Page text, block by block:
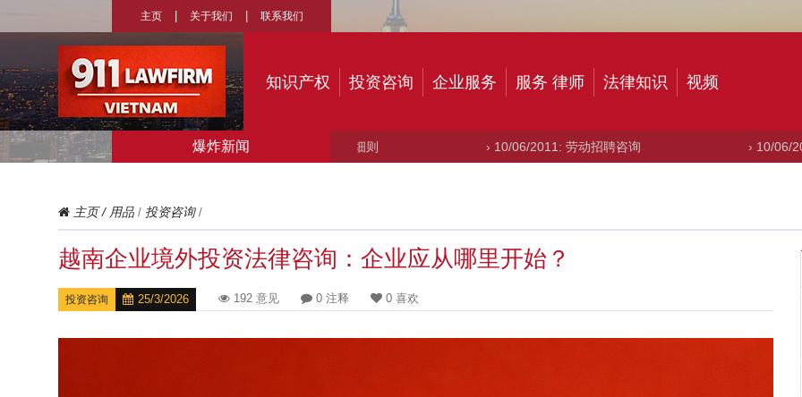
主页 关于我们 联系我们
知识产权 投资咨询 企业服务 服务 律师 法律知识 视频
爆炸新闻 › 10/06/2011: 劳动招聘咨询 › 10/06/2011: 申请出口产
主页/ 用品 / 投资咨询/
越南企业境外投资法律咨询：企业应从哪里开始？
投资咨询 25/3/2026 192 意见 0 注释 0 喜欢